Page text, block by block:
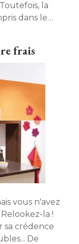
la
dans le
frais
vous n'avez
la !
sa crédence
De